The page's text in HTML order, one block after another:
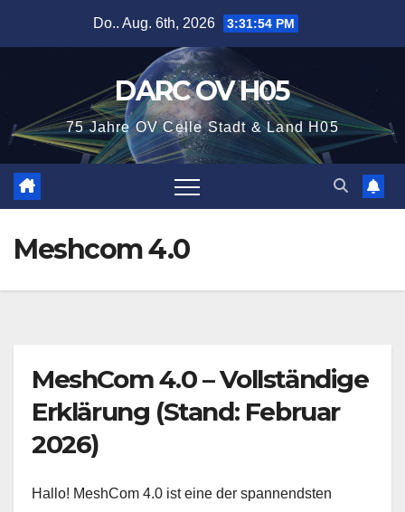
Do.. Aug. 6th, 2026 3:31:55 PM
DARC OV H05
75 Jahre OV Celle Stadt & Land H05
Meshcom 4.0
MeshCom 4.0 – Vollständige
Erklärung (Stand: Februar
2026)
Hallo! MeshCom 4.0 ist eine der spannendsten